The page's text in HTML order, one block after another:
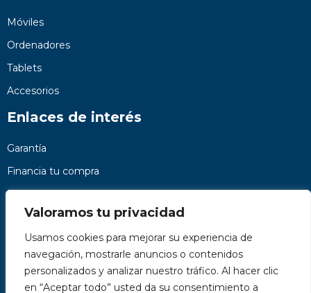
Valoramos tu privacidad
Usamos cookies para mejorar su experiencia de
navegación, mostrarle anuncios o contenidos
personalizados y analizar nuestro tráfico. Al hacer clic
en “Aceptar todo” usted da su consentimiento a
Móviles
Ordenadores
Tablets
Accesorios
Enlaces de interés
Garantía
Financia tu compra
Preguntas frecuentes
Nosotros
Contacto
Páginas legales
Kit Digital